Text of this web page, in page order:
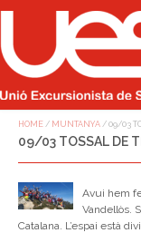
HOME / MUNTANYA / 09/03
09/03 TOSSAL DE
Avui hem
Vandellòs.
Catalana. L’espai està